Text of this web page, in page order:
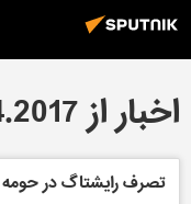
اخبار از 24.04.2017
تصرف رایشتاگ در